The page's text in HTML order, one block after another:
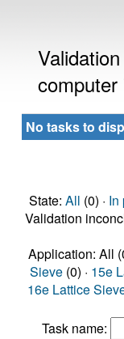
computer
No tasks to
State: All (0) · In
Validation
Application: All
Sieve (0) · 15e
16e Lattice
Task name: